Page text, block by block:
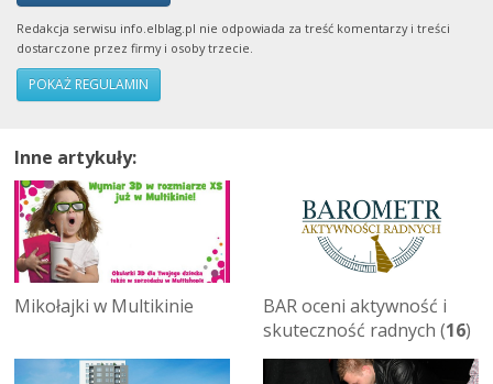
Redakcja serwisu info.elblag.pl nie odpowiada za treść komentarzy i treści
dostarczone przez firmy i osoby trzecie.
POKAŻ REGULAMIN
Inne artykuły:
Mikołajki w Multikinie
BAR oceni aktywność i
skuteczność radnych (16)